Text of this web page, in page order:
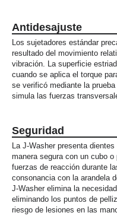
Antidesajuste
Los sujetadores estándar
resultado del movimiento
vibración. La superficie
cuando se aplica el torque
se verificó mediante la
simula las fuerzas
Seguridad
La J-Washer presenta
manera segura con un cubo
fuerzas de reacción durante
consonancia con la arandela
J-Washer elimina la
eliminando los puntos de
riesgo de lesiones en las